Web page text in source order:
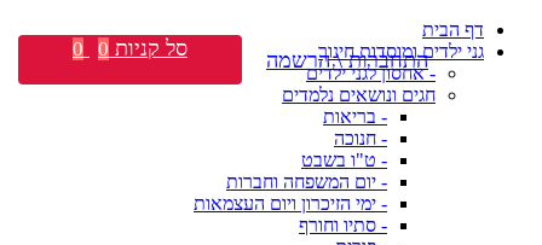
דף הבית
גני ילדים ומוסדות חינוך
- אחסון לגני ילדים
חגים ונושאים נלמדים
- בריאות
- חנוכה
- ט"ו בשבט
- יום המשפחה וחברות
- ימי הזיכרון ויום העצמאות
- סתיו וחורף
התחברות \ הרשמה סל קניות 0
0